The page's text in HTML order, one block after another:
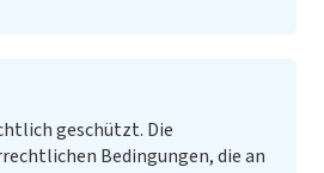
geschützt. Die
Bedingungen, die an